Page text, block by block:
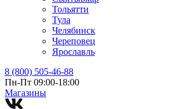
Тольятти
Тула
Челябинск
Череповец
Ярославль
8 (800) 505-46-88
Пн-Пт 09:00-18:00
Магазины⁠